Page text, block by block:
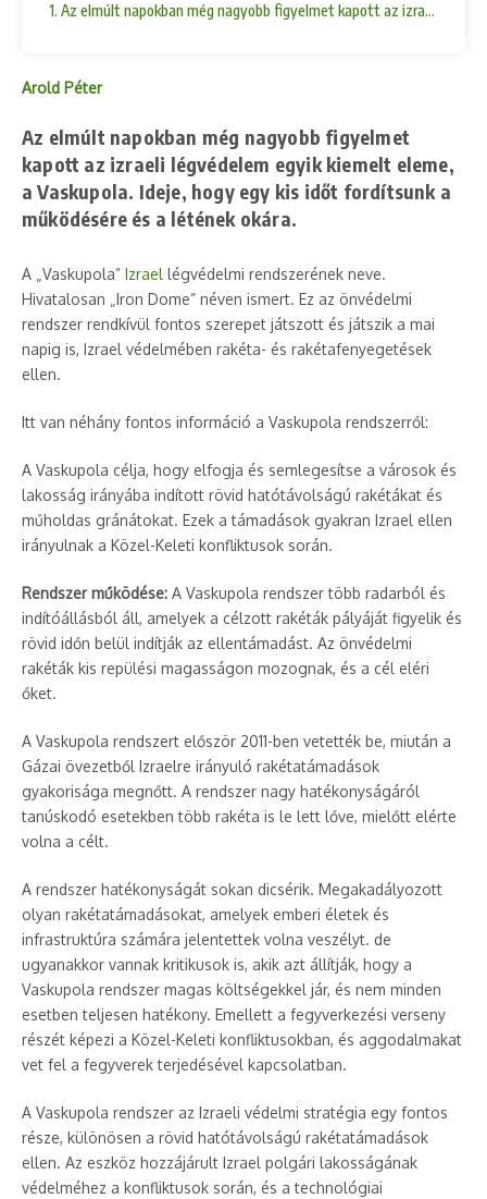
1. Az elmúlt napokban még nagyobb figyelmet kapott az izraeli
Arold Péter
Az elmúlt napokban még nagyobb figyelmet
kapott az izraeli légvédelem egyik kiemelt eleme,
a Vaskupola. Ideje, hogy egy kis időt fordítsunk a
működésére és a létének okára.
A „Vaskupola” Izrael légvédelmi rendszerének neve.
Hivatalosan „Iron Dome” néven ismert. Ez az önvédelmi
rendszer rendkívül fontos szerepet játszott és játszik a mai
napig is, Izrael védelmében rakéta- és rakétafenyegetések
ellen.
Itt van néhány fontos információ a Vaskupola rendszerről:
A Vaskupola célja, hogy elfogja és semlegesítse a városok és
lakosság irányába indított rövid hatótávolságú rakétákat és
műholdas gránátokat. Ezek a támadások gyakran Izrael ellen
irányulnak a Közel-Keleti konfliktusok során.
Rendszer működése: A Vaskupola rendszer több radarból és
indítóállásból áll, amelyek a célzott rakéták pályáját figyelik és
rövid időn belül indítják az ellentámadást. Az önvédelmi
rakéták kis repülési magasságon mozognak, és a cél eléri
őket.
A Vaskupola rendszert először 2011-ben vetették be, miután a
Gázai övezetből Izraelre irányuló rakétatámadások
gyakorisága megnőtt. A rendszer nagy hatékonyságáról
tanúskodó esetekben több rakéta is le lett lőve, mielőtt elérte
volna a célt.
A rendszer hatékonyságát sokan dicsérik. Megakadályozott
olyan rakétatámadásokat, amelyek emberi életek és
infrastruktúra számára jelentettek volna veszélyt. de
ugyanakkor vannak kritikusok is, akik azt állítják, hogy a
Vaskupola rendszer magas költségekkel jár, és nem minden
esetben teljesen hatékony. Emellett a fegyverkezési verseny
részét képezi a Közel-Keleti konfliktusokban, és aggodalmakat
vet fel a fegyverek terjedésével kapcsolatban.
A Vaskupola rendszer az Izraeli védelmi stratégia egy fontos
része, különösen a rövid hatótávolságú rakétatámadások
ellen. Az eszköz hozzájárult Izrael polgári lakosságának
védelméhez a konfliktusok során, és a technológiai